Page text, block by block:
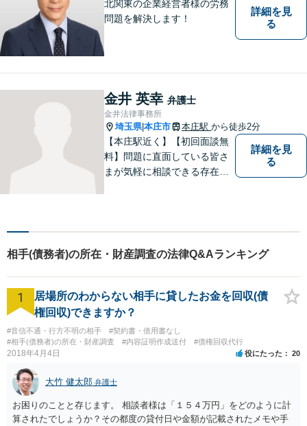
北関東の企業経営者様の労務
問題を解決します！
詳細を見
る
金井 英幸 弁護士
金井法律事務所
埼玉県|本庄市 本庄駅 から徒歩2分
【本庄駅近く】【初回面談無
料】問題に直面している皆さ
まが気軽に相談できる存在に
／休日対応可能】公平・公正
な立場から、事件の見通しを
正確に伝えます。お気軽にご
相談ください。
詳細を見
る
相手(債務者)の所在・財産調査の法律Q&Aランキング
1
居場所のわからない相手に貸したお金を回収(債
権回収)できますか？
#音信不通・行方不明の相手
#契約書・借用書なし
#相手(債務者)の所在・財産調査
#内容証明作成送付 #債権回収代行
2018年4月4日 役にたった 20
大竹 健太郎 弁護士
お困りのことと存じます。 相談者様は「１５４万円」をどのように計
算されたでしょうか？その都度の貸付日や金額が記載されたメモや手